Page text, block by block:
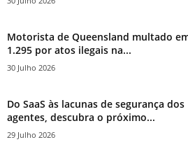
Motorista de Queensland multado
1.295 por atos ilegais na...
30 Julho 2026
Do SaaS às lacunas de segurança dos
agentes, descubra o próximo...
29 Julho 2026